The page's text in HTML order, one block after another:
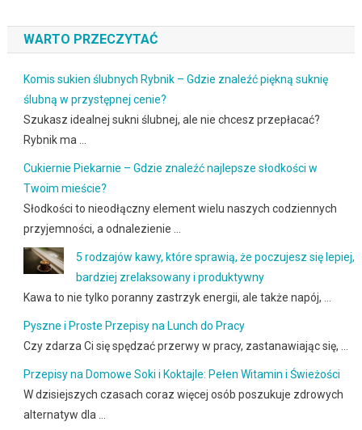
WARTO PRZECZYTAĆ
Komis sukien ślubnych Rybnik – Gdzie znaleźć piękną suknię
ślubną w przystępnej cenie?
Szukasz idealnej sukni ślubnej, ale nie chcesz przepłacać?
Rybnik ma …
Cukiernie Piekarnie – Gdzie znaleźć najlepsze słodkości w
Twoim mieście?
Słodkości to nieodłączny element wielu naszych codziennych
przyjemności, a odnalezienie …
5 rodzajów kawy, które sprawią, że poczujesz się lepiej,
bardziej zrelaksowany i produktywny
Kawa to nie tylko poranny zastrzyk energii, ale także napój, …
Pyszne i Proste Przepisy na Lunch do Pracy
Czy zdarza Ci się spędzać przerwy w pracy, zastanawiając się, …
Przepisy na Domowe Soki i Koktajle: Pełen Witamin i Świeżości
W dzisiejszych czasach coraz więcej osób poszukuje zdrowych
alternatyw dla …